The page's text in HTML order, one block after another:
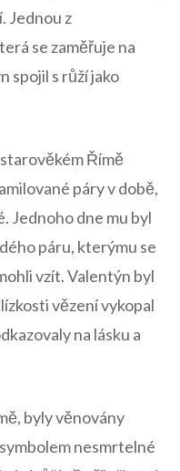
Jednou ⁤z
se zaměřuje na
spojil s růží jako
Římě
páry v době,
Jednoho dne mu⁤ byl
páru, kterýmu se
vzít. Valentýn byl
vězení vykopal
na lásku a
byly věnovány
nesmrtelné